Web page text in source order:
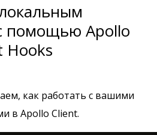
помощью Apollo
Hooks
как работать с вашими
в Apollo Client.